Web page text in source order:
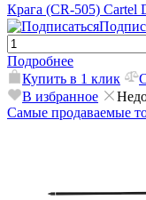
Крага (CR-505)
Подробнее
Купить в 1 клик
В избранное
Самые продаваемые